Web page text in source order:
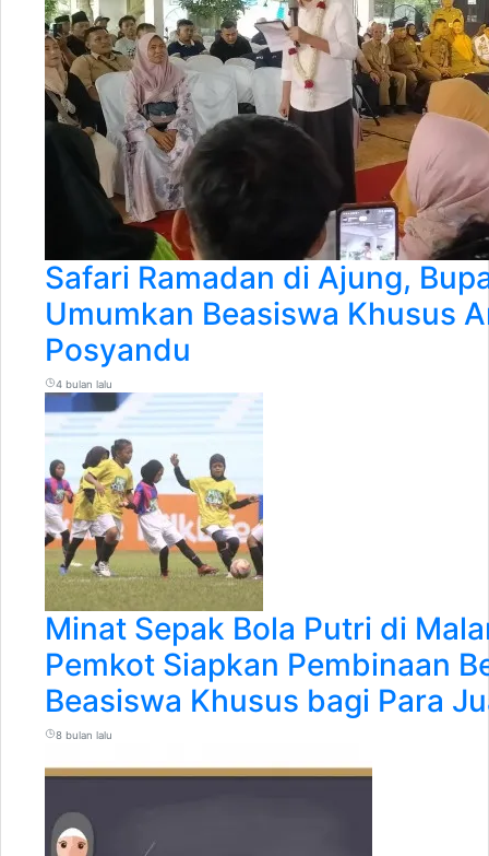
Safari Ramadan di Ajung,
Umumkan Beasiswa Khusus
Posyandu
4 bulan lalu
Minat Sepak Bola Putri di
Pemkot Siapkan Pembinaan
Beasiswa Khusus bagi Para
8 bulan lalu